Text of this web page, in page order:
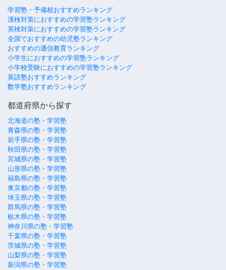
学習塾・予備校おすすめランキング
漢検対策におすすめの学習塾ランキング
英検対策におすすめの学習塾ランキング
全国でおすすめの幼児塾ランキング
おすすめの通信教育ランキング
小学生におすすめの学習塾ランキング
小学校受験におすすめの学習塾ランキング
英語塾おすすめランキング
数学塾おすすめランキング
都道府県から探す
北海道の塾・学習塾
青森県の塾・学習塾
岩手県の塾・学習塾
秋田県の塾・学習塾
宮城県の塾・学習塾
山形県の塾・学習塾
福島県の塾・学習塾
東京都の塾・学習塾
埼玉県の塾・学習塾
群馬県の塾・学習塾
栃木県の塾・学習塾
神奈川県の塾・学習塾
千葉県の塾・学習塾
茨城県の塾・学習塾
山梨県の塾・学習塾
新潟県の塾・学習塾